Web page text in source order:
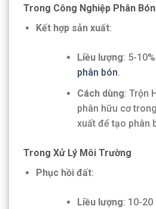
Trong Công Nghiệp Phân Bón
Kết hợp sản xuất:
Liều lượng: 5-
phân bón.
Cách dùng: Trộn
phân hữu cơ
xuất để tạo phân
Trong Xử Lý Môi Trường
Phục hồi đất:
Liều lượng: 10-20